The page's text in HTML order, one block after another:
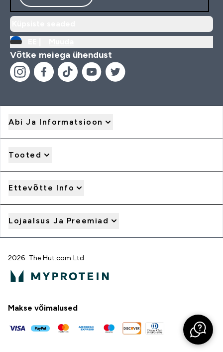
Võtke meiega ühendust
Abi Ja Informatsioon
Tooted
Ettevõtte Info
Lojaalsus Ja Preemiad
2026 The Hut.com Ltd
Makse võimalused